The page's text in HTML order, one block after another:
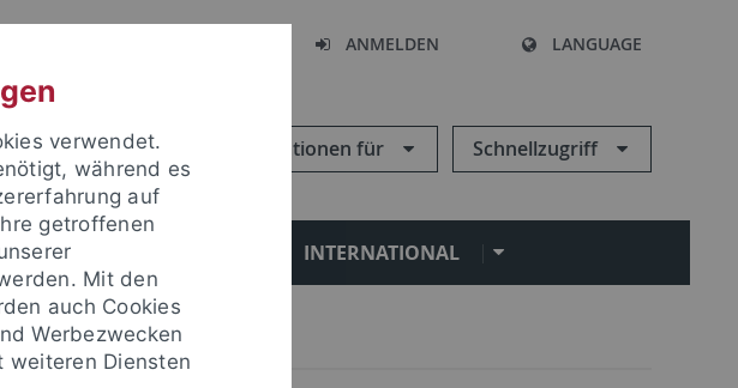
ANMELDEN LANGUAGE
Informationen für Schnellzugriff
EINRICHTUNGEN INTERNATIONAL
verwendet.
während es
auf
getroffenen
Mit den
auch Cookies
Werbezwecken
weiteren Diensten